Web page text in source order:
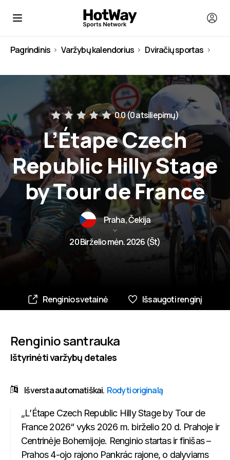
Pagrindinis Varžybų kalendorius
Dviračių sportas
0.0 (0 atsiliepimų)
L’Étape Czech
Republic Hilly Stage
by Tour de France
Praha, Čekija
20 Birželio mėn. 2026 (Št)
Renginio svetainė Išsaugoti renginį
Renginio santrauka
Ištyrinėti varžybų detales
Išversta automatiškai. Rodyti originalą
„L’Étape Czech Republic Hilly Stage by Tour de
France 2026“ vyks 2026 m. birželio 20 d. Prahoje ir
Centrinėje Bohemijoje. Renginio startas ir finišas –
Prahos 4-ojo rajono Pankrác rajone, o dalyviams